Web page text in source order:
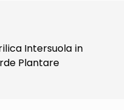
Intersuola in
Plantare